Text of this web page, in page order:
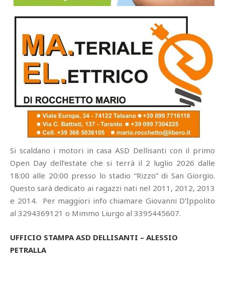
Si scaldano i motori in casa ASD Dellisanti con il primo
Open Day dell’estate che si terrà il 2 luglio 2026 dalle
18:00 alle 20:00 presso lo stadio “Rizzo” di San Giorgio.
Questo sarà dedicato ai ragazzi nati nel 2011, 2012, 2013
e 2014. Per maggiori info chiamare Giovanni D’Ippolito
al 3294369121 o Mimmo Liurgo al 3395445607.
UFFICIO STAMPA ASD DELLISANTI – ALESSIO
PETRALLA